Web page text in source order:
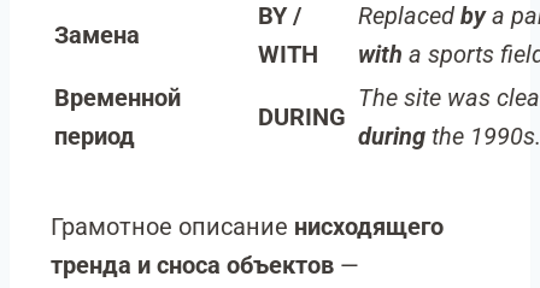
Замена
BY /
WITH
Replaced bya
with a sports
Временной
период
DURING
The site was
during the 1990s.
Грамотное описание нисходящего
тренда и сноса объектов —